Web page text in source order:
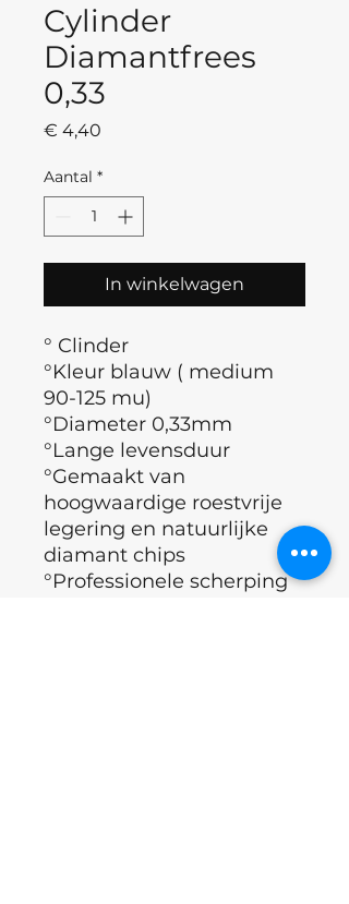
Cylinder
Diamantfrees
0,33
€ 4,40
Aantal *
In winkelwagen
° Clinder
°Kleur blauw ( medium
90-125 mu)
°Diameter 0,33mm
°Lange levensduur
°Gemaakt van
hoogwaardige roestvrije
legering en natuurlijke
diamant chips
°Professionele scherping